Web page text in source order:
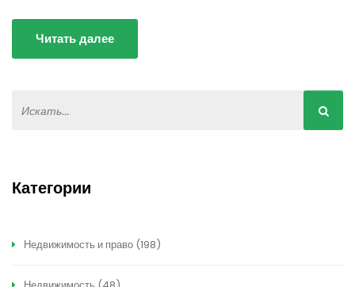
Читать далее
Категории
Недвижимость и право (198)